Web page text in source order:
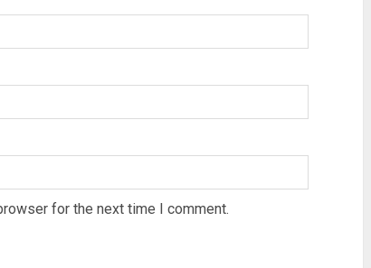
for the next time I comment.